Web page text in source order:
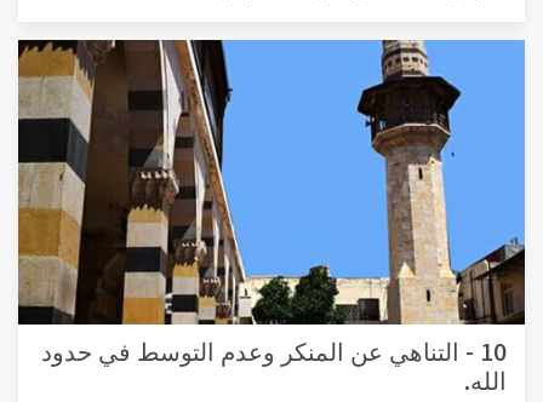
10 - التناهي عن المنكر وعدم التوسط في حدود
الله.